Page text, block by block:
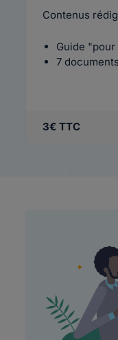
Contenus
Guide
7
3€ TTC